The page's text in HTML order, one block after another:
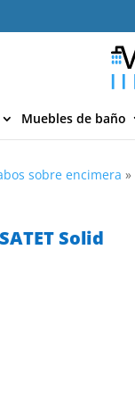
Muebles de baño
sobre encimera »
Solid